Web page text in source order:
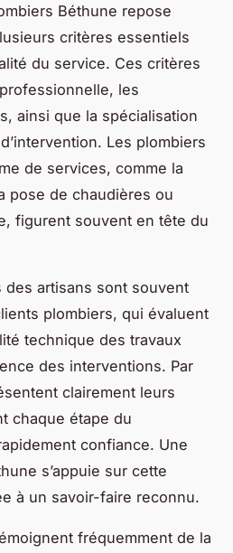
Béthune repose
critères essentiels
du service. Ces critères
les
ainsi que la spécialisation
Les plombiers
de services, comme la
pose de chaudières ou
figurent souvent en tête du
des artisans sont souvent
plombiers, qui évaluent
technique des travaux
des interventions. Par
clairement leurs
chaque étape du
confiance. Une
s’appuie sur cette
à un savoir-faire reconnu.
fréquemment de la